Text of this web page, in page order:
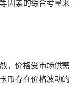
因素的综合考量来
，价格受市场供需
币存在价格波动的